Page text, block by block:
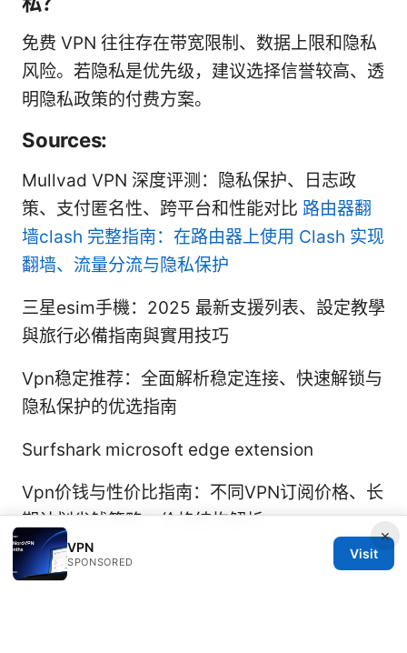
免费 VPN 往往存在带宽限制、数据上限和隐私
风险。若隐私是优先级，建议选择信誉较高、透
明隐私政策的付费方案。
Sources:
Mullvad VPN 深度评测：隐私保护、日志政
策、支付匿名性、跨平台和性能对比 路由器翻
墙clash 完整指南：在路由器上使用 Clash 实现
翻墙、流量分流与隐私保护
三星esim手機：2025 最新支援列表、設定教學
與旅行必備指南與實用技巧
Vpn稳定推荐：全面解析稳定连接、快速解锁与
隐私保护的优选指南
Surfshark microsoft edge extension
Vpn价钱与性价比指南：不同VPN订阅价格、长
期计划省钱策略、价格结构解析
×
VPN
SPONSORED
Visit